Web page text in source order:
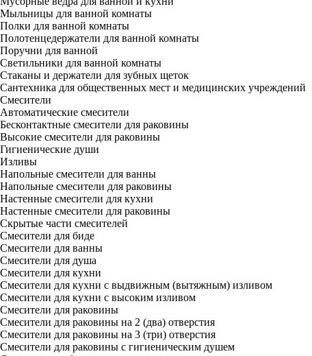
Мыльницы для ванной комнаты
Полки для ванной комнаты
Полотенцедержатели для ванной комнаты
Поручни для ванной
Светильники для ванной комнаты
Стаканы и держатели для зубных щеток
Сантехника для общественных мест и медицинских учреждений
Смесители
Автоматические смесители
Бесконтактные смесители для раковины
Высокие смесители для раковины
Гигиенические души
Изливы
Напольные смесители для ванны
Напольные смесители для раковины
Настенные смесители для кухни
Настенные смесители для раковины
Скрытые части смесителей
Смесители для биде
Смесители для ванны
Смесители для душа
Смесители для кухни
Смесители для кухни с выдвижным (вытяжным) изливом
Смесители для кухни с высоким изливом
Смесители для раковины
Смесители для раковины на 2 (два) отверстия
Смесители для раковины на 3 (три) отверстия
Смесители для раковины с гигиеническим душем